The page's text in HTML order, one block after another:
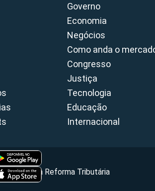
Governo
Economia
Negócios
Como anda o
Congresso
Justiça
Tecnologia
Educação
Internacional
- Portal da Reforma Tributária